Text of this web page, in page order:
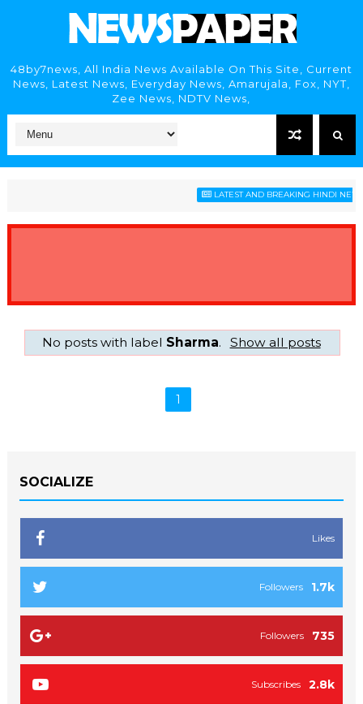
48by7news, All India News Available On This Site, Current
News, Latest News, Everyday News, Amarujala, Fox, NYT,
Zee News, NDTV News,
LATEST AND BREAKING HINDI NEWS
No posts with label Sharma. Show all posts
1
SOCIALIZE
Likes
1.7k
Followers
735
Followers
2.8k
Subscribes